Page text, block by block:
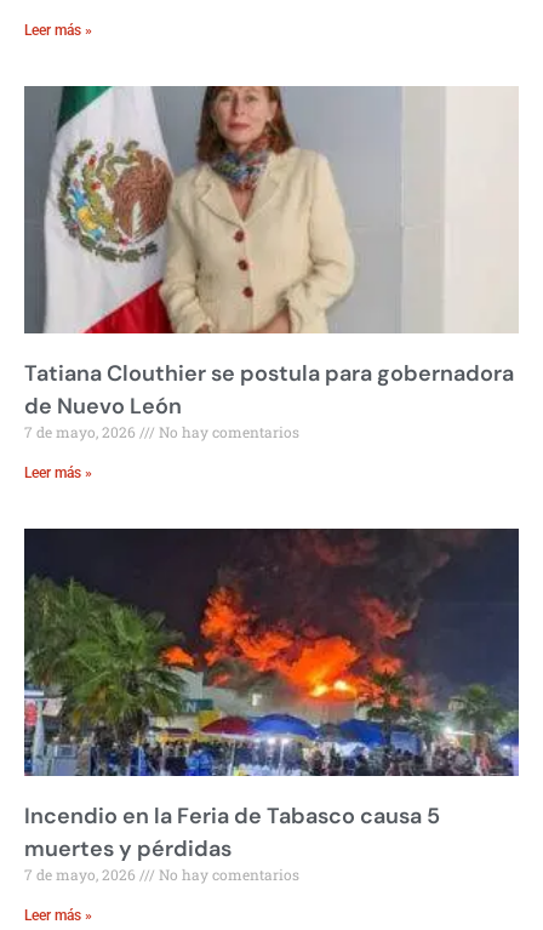
Leer más »
Tatiana Clouthier se postula para gobernadora
de Nuevo León
7 de mayo, 2026 No hay comentarios
Leer más »
Incendio en la Feria de Tabasco causa 5
muertes y pérdidas
7 de mayo, 2026 No hay comentarios
Leer más »